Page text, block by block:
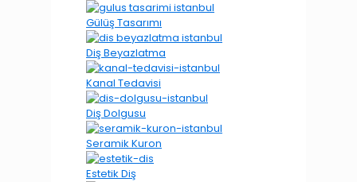
Gülüş Tasarımı
Diş Beyazlatma
Kanal Tedavisi
Diş Dolgusu
Seramik Kuron
Estetik Diş